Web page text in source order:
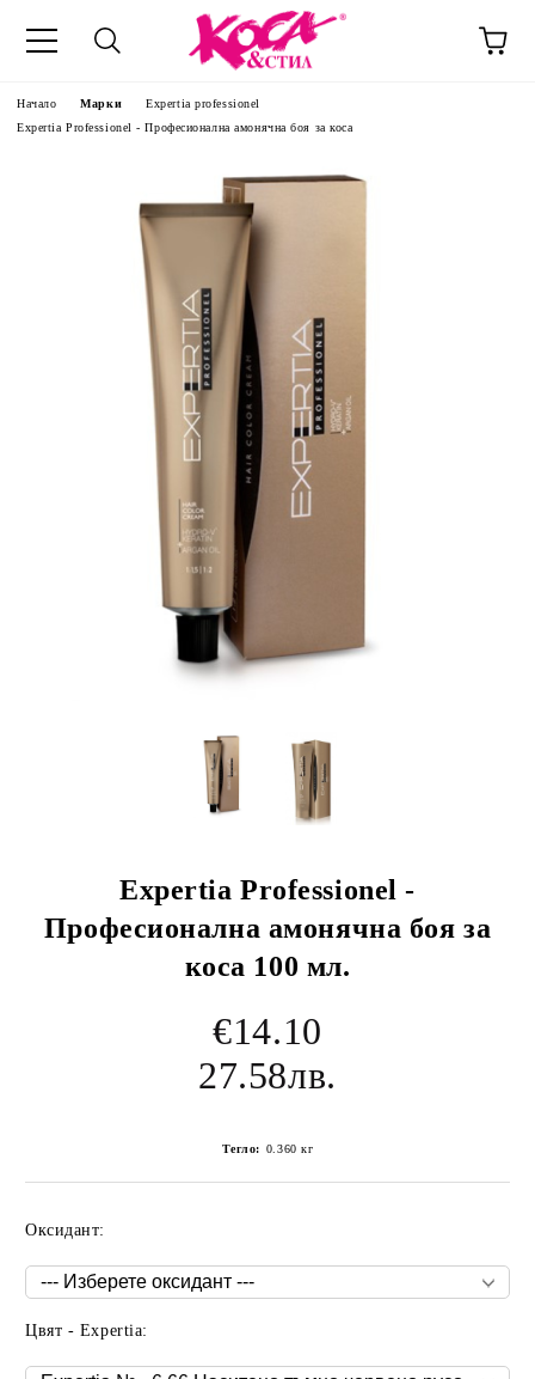
Начало Марки
Expertia professionel
Expertia Professionel - Професионална амонячна боя за коса
Expertia Professionel -
Професионална амонячна боя за
коса 100 мл.
€14.10
27.58лв.
Тегло: 0.360 кг
Оксидант:
Цвят - Expertia: